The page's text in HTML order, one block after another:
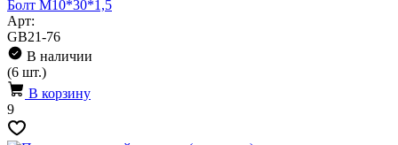
Болт M10*30*1,5
Арт:
GB21-76
В наличии
(6 шт.)
В корзину
9